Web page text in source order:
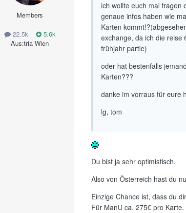
Members
22.5k
5.6k
Aus:tria Wien
ich wollte euch mal fragen
genaue infos haben wie
Karten
exchange, da ich die reise
frühjahr partie)
oder hat bestenfalls
Karten???
danke im vorraus für eure
lg, tom
Du bist ja sehr optimistisch.
Also von Österreich hast du
Einzige Chance ist, dass du
Für ManU ca. 275€ pro Karte.